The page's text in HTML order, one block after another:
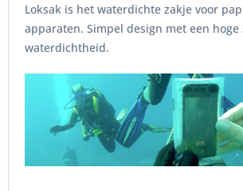
Loksak is het waterdichte zakje voor
apparaten. Simpel design met een hoge
waterdichtheid.